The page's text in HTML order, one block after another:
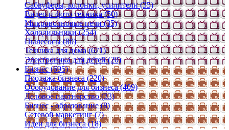
Сабвуферы, колонки, усилители (35)
Видео и фото техника (50)
Микроволновые печи (35)
Холодильники (254)
Пылесосы (80)
Техника для дома (671)
Электроника для детей (20)
Бизнес (695)
Продажа бизнеса (220)
Оборудование для бизнеса (409)
Деловое партнерство (33)
Бизнес - образование (8)
Сетевой маркетинг (7)
Идеи для бизнеса (18)